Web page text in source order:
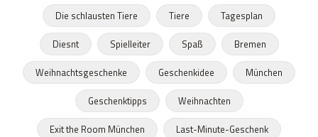
Die schlausten Tiere
Tiere
Tagesplan
Diesnt
Spielleiter Spaß
Bremen
Weihnachtsgeschenke
Geschenkidee
München
Geschenktipps
Weihnachten
Exit the Room München
Last-Minute-Geschenk